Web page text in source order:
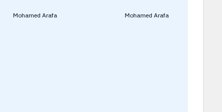
Mohamed Arafa
Mohamed Arafa